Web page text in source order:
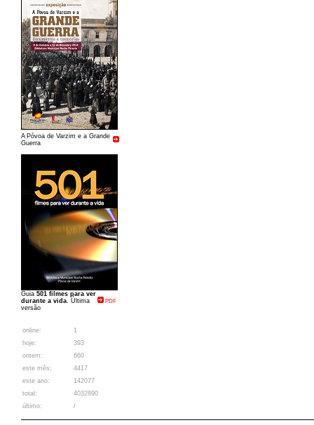
A Póvoa de Varzim e a Grande
Guerra
Guia 501 filmes para ver
durante a vida. Última
versão
PDF
online:
1
hoje:
393
ontem:
660
este mês:
4417
este ano:
142077
total:
4032890
último:
/